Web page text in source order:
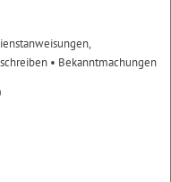
• Bekanntmachungen